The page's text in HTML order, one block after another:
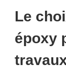
Le
époxy